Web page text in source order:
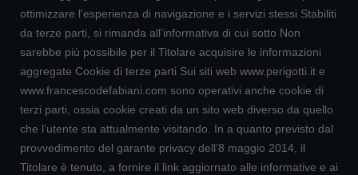
ottimizzare l'esperienza di navigazione e i servizi stessi Stabiliti
da terze parti, si rimanda all’informativa di cui sotto Non
sarebbe più possibile per il Titolare acquisire le informazioni
aggregate Cookie di terze parti Sui siti web www.perigotti.it e
www.francescodefabiani.com sono operativi anche cookie di
terzi parti, ossia cookie creati da un sito web diverso da quello
che l’utente sta attualmente visitando. In a quanto previsto dal
provvedimento del garante privacy dell’8 maggio 2014, il
Titolare è tenuto, a fornire il link aggiornato alle informative e ai